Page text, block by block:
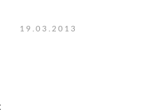
19.03.2013